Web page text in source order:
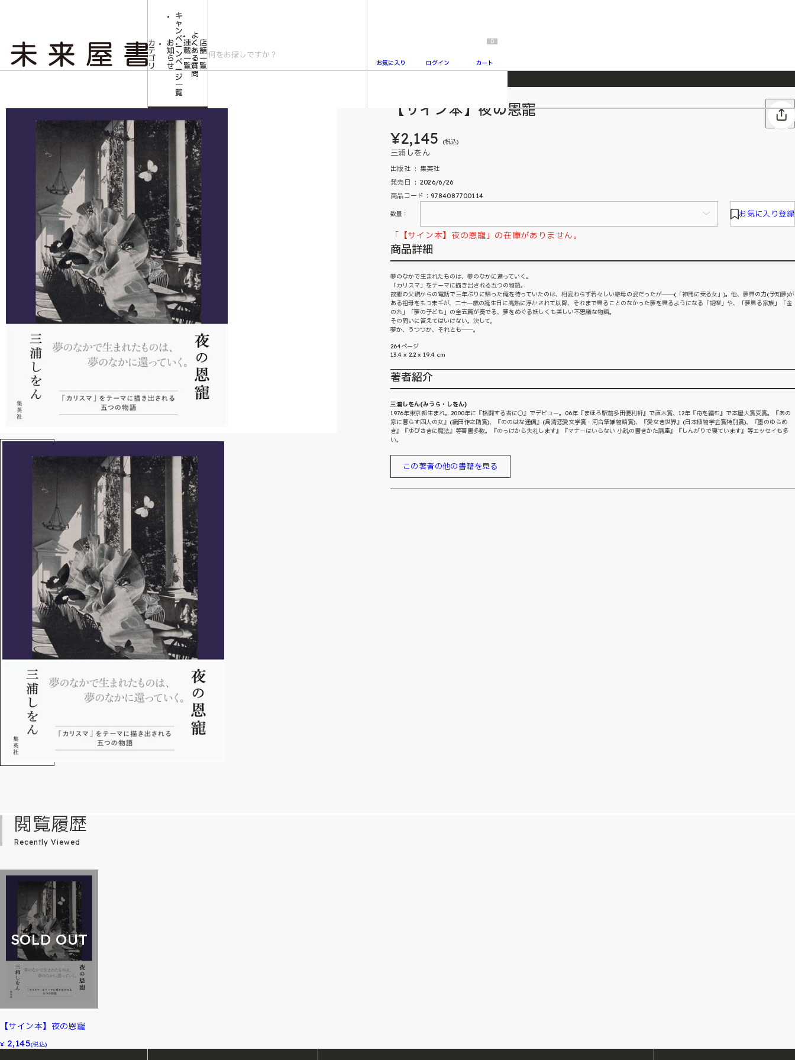
2026/7/23 『ONE PIECE magazine 021 ONE PIECEカード付き同梱版』発売延期のご案内
カ
テ
ゴ
リ
お
知
ら
せ
キ
ャ
ン
ペ
ー
ン
ペ
ー
ジ
一
覧
連
載
一
覧
よ
く
あ
る
質
問
店
舗
一
覧
お気に入り ログイン
0
カート
【サイン本】夜の恩寵
¥2,145 (税込)
三浦しをん
出版社 ‏ : ‎ 集英社
発売日 ‏ : ‎ 2026/6/26
商品コード：9784087700114
数量： お気に入り登録
「【サイン本】夜の恩寵」の在庫がありません。
商品詳細
夢のなかで生まれたものは、夢のなかに還っていく。
「カリスマ」をテーマに描き出される五つの物語。
故郷の父親からの電話で三年ぶりに帰った俺を待っていたのは、相変わらず若々しい継母の姿だったが――(「神馬に乗る女」)。他、夢見の力(予知夢)が
ある祖母をもつ未千が、二十一歳の誕生日に高熱に浮かされて以降、それまで見ることのなかった夢を見るようになる「胡蝶」や、「夢見る家族」「金
の糸」「夢の子ども」の全五篇が奏でる、夢をめぐる妖しくも美しい不思議な物語。
その問いに答えてはいけない。決して。
夢か、うつつか、それとも――。
264ページ
13.4 x 2.2 x 19.4 cm
著者紹介
三浦しをん(みうら・しをん)
1976年東京都生まれ。2000年に『格闘する者に○』でデビュー。06年『まほろ駅前多田便利軒』で直木賞、12年『舟を編む』で本屋大賞受賞。『あの
家に暮らす四人の女』(織田作之助賞)、『ののはな通信』(島清恋愛文学賞・河合隼雄物語賞)、『愛なき世界』(日本植物学会賞特別賞)、『墨のゆらめ
き』『ゆびさきに魔法』等著書多数。『のっけから失礼します』『マナーはいらない 小説の書きかた講座』『しんがりで寝ています』等エッセイも多
い。
この著者の他の書籍を見る
閲覧履歴
Recently Viewed
SOLD OUT
【サイン本】夜の恩寵
¥ 2,145(税込)